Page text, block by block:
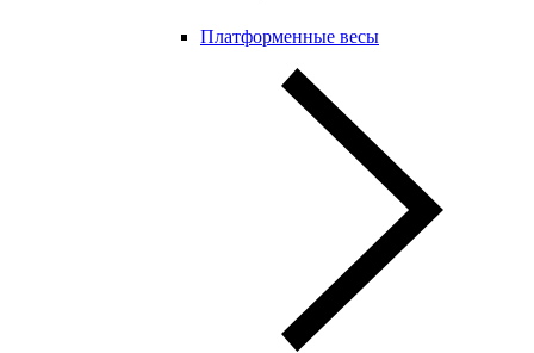
Платформенные весы